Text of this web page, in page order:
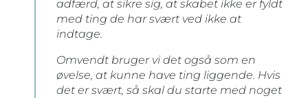
adfærd, at sikre sig, at skabet ikke er fyldt
med ting de har svært ved ikke at
indtage.
Omvendt bruger vi det også som en
øvelse, at kunne have ting liggende. Hvis
det er svært, så skal du starte med noget